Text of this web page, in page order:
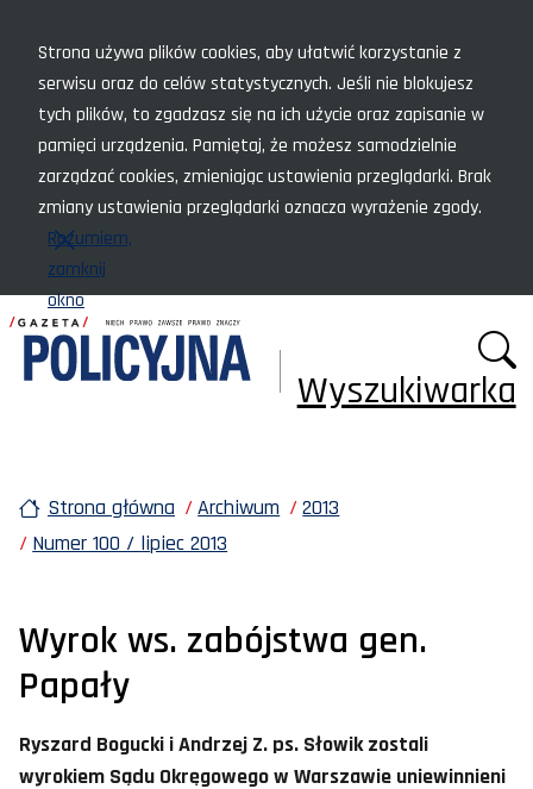
Strona używa plików cookies, aby ułatwić korzystanie z
serwisu oraz do celów statystycznych. Jeśli nie blokujesz
tych plików, to zgadzasz się na ich użycie oraz zapisanie w
pamięci urządzenia. Pamiętaj, że możesz samodzielnie
zarządzać cookies, zmieniając ustawienia przeglądarki. Brak
zmiany ustawienia przeglądarki oznacza wyrażenie zgody.
Rozumiem,
zamknij
okno
Wyszukiwarka
Strona główna Archiwum
2013
Numer 100 / lipiec 2013
Wyrok ws. zabójstwa gen.
Papały
Ryszard Bogucki i Andrzej Z. ps. Słowik zostali
wyrokiem Sądu Okręgowego w Warszawie uniewinnieni